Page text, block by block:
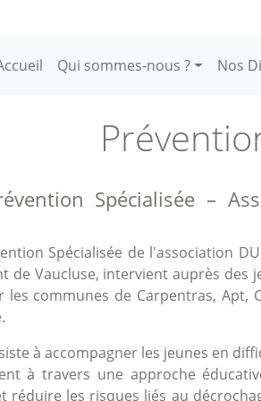
navigation
Qui sommes-nous ? Nos
Spécialisée –
Spécialisée de l'association
de Vaucluse, intervient auprès des
les communes de Carpentras, Apt,
à accompagner les jeunes en
à travers une approche
réduire les risques liés au